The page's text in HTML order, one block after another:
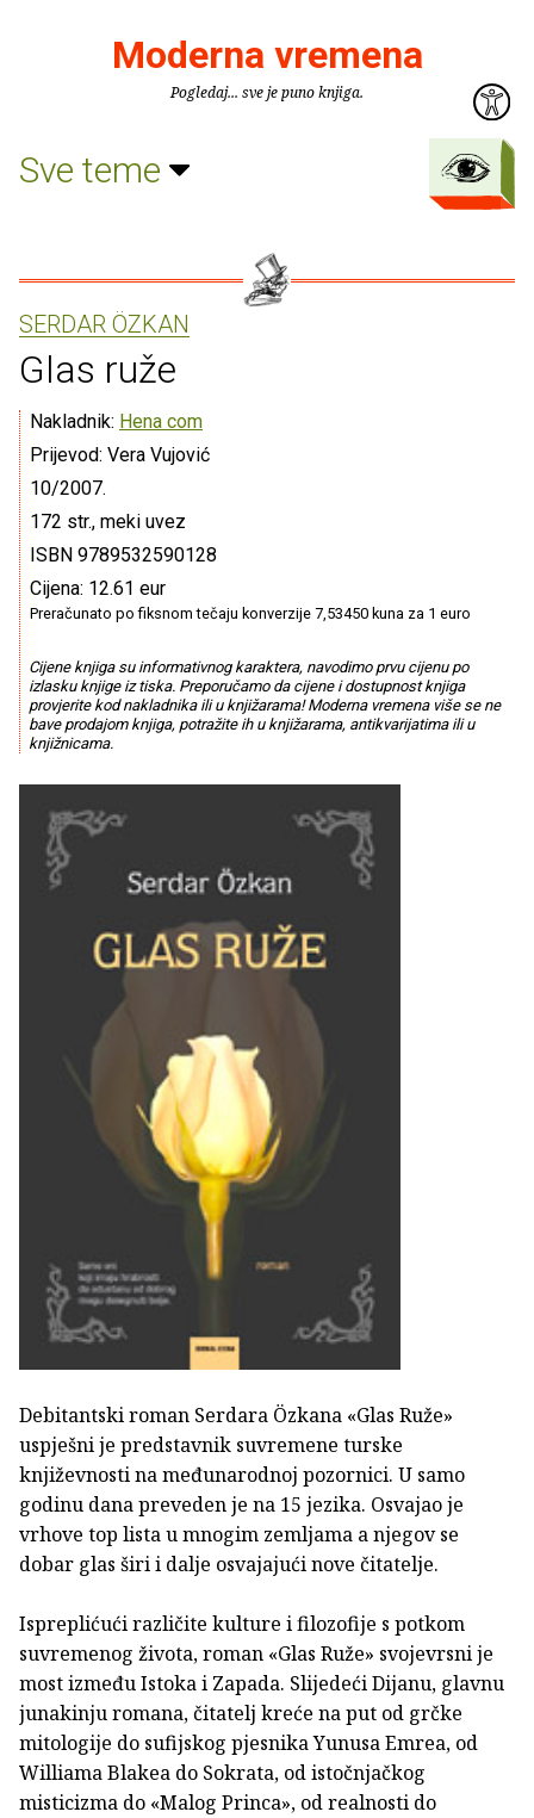
Moderna vremena
Pogledaj... sve je puno knjiga.
Sve teme
SERDAR ÖZKAN
Glas ruže
Nakladnik: Hena com
Prijevod: Vera Vujović
10/2007.
172 str., meki uvez
ISBN 9789532590128
Cijena: 12.61 eur
Preračunato po fiksnom tečaju konverzije 7,53450 kuna za 1 euro
Cijene knjiga su informativnog karaktera, navodimo prvu cijenu po
izlasku knjige iz tiska. Preporučamo da cijene i dostupnost knjiga
provjerite kod nakladnika ili u knjižarama! Moderna vremena više se ne
bave prodajom knjiga, potražite ih u knjižarama, antikvarijatima ili u
knjižnicama.
Debitantski roman Serdara Özkana «Glas Ruže»
uspješni je predstavnik suvremene turske
književnosti na međunarodnoj pozornici. U samo
godinu dana preveden je na 15 jezika. Osvajao je
vrhove top lista u mnogim zemljama a njegov se
dobar glas širi i dalje osvajajući nove čitatelje.
Ispreplićući različite kulture i filozofije s potkom
suvremenog života, roman «Glas Ruže» svojevrsni je
most između Istoka i Zapada. Slijedeći Dijanu, glavnu
junakinju romana, čitatelj kreće na put od grčke
mitologije do sufijskog pjesnika Yunusa Emrea, od
Williama Blakea do Sokrata, od istočnjačkog
misticizma do «Malog Princa», od realnosti do